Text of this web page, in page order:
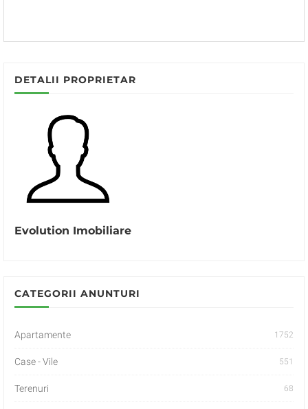
DETALII PROPRIETAR
Evolution Imobiliare
CATEGORII ANUNTURI
Apartamente 1752
Case - Vile 551
Terenuri 68